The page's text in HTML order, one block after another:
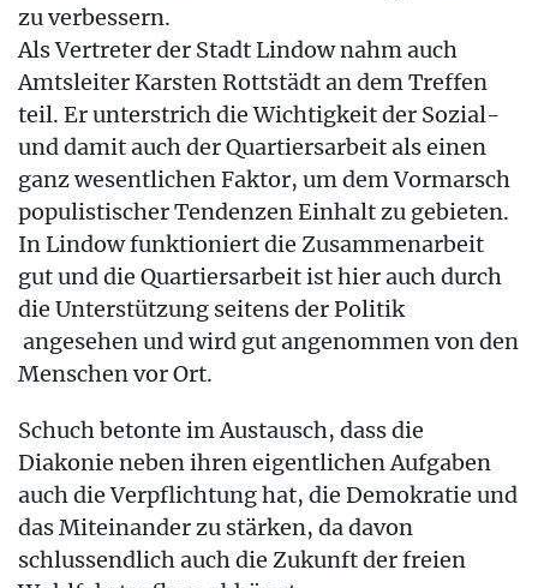
zu verbessern.
Als Vertreter der Stadt Lindow nahm auch
Amtsleiter Karsten Rottstädt an dem Treffen
teil. Er unterstrich die Wichtigkeit der Sozial-
und damit auch der Quartiersarbeit als einen
ganz wesentlichen Faktor, um dem Vormarsch
populistischer Tendenzen Einhalt zu gebieten.
In Lindow funktioniert die Zusammenarbeit
gut und die Quartiersarbeit ist hier auch durch
die Unterstützung seitens der Politik
angesehen und wird gut angenommen von den
Menschen vor Ort.
Schuch betonte im Austausch, dass die
Diakonie neben ihren eigentlichen Aufgaben
auch die Verpflichtung hat, die Demokratie und
das Miteinander zu stärken, da davon
schlussendlich auch die Zukunft der freien